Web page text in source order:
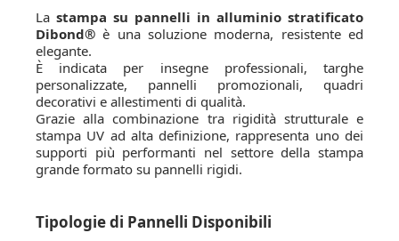
La stampa su pannelli in alluminio stratificato
Dibond® è una soluzione moderna, resistente ed
elegante.
È indicata per insegne professionali, targhe
personalizzate, pannelli promozionali, quadri
decorativi e allestimenti di qualità.
Grazie alla combinazione tra rigidità strutturale e
stampa UV ad alta definizione, rappresenta uno dei
supporti più performanti nel settore della stampa
grande formato su pannelli rigidi.
Tipologie di Pannelli Disponibili